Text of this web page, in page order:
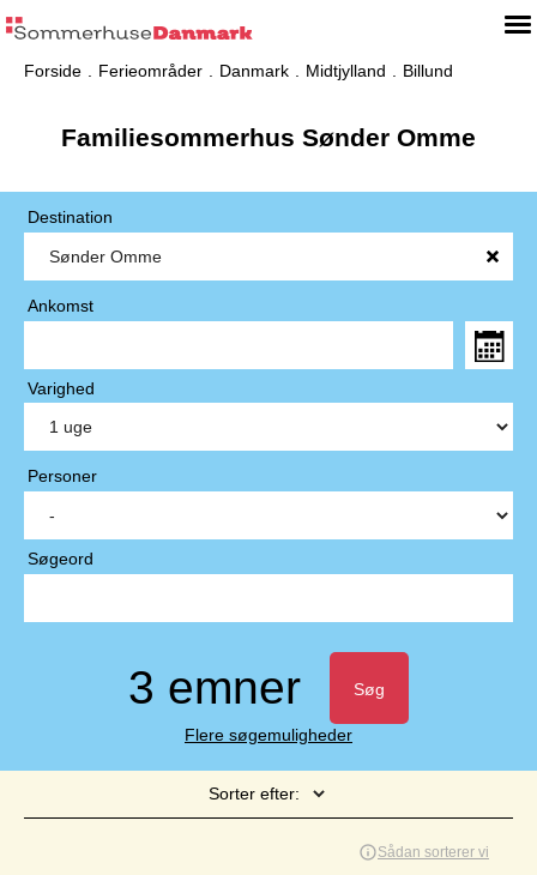
Forside Ferieområder Danmark Midtjylland Billund
Familiesommerhus Sønder Omme
Destination
Ankomst
Varighed
Personer
Søgeord
3 emner Søg
Flere søgemuligheder
Sorter efter:
Sådan sorterer vi